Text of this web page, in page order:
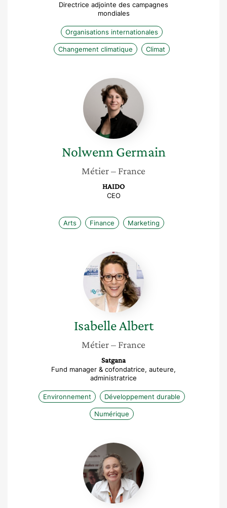
Directrice adjointe des campagnes
mondiales
Organisations internationales
Changement climatique Climat
Nolwenn
Germain
Nolwenn Germain
Métier– France
HAIDO
CEO
Arts Finance Marketing
Isabelle
Albert
IsabelleAlbert
Métier– France
Satgana
Fund manager & cofondatrice, auteure,
administratrice
Environnement Développement durable
Numérique
Anne
Frisch